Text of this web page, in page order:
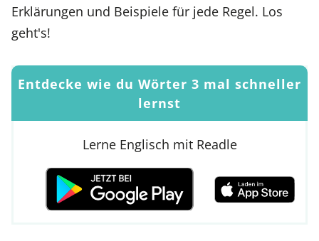
Erklärungen und Beispiele für jede Regel. Los
geht's!
Entdecke wie du Wörter 3 mal schneller
lernst
Lerne Englisch mit Readle